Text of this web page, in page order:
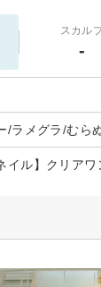
スカル
-
/ラメグラ/む
イル】クリア